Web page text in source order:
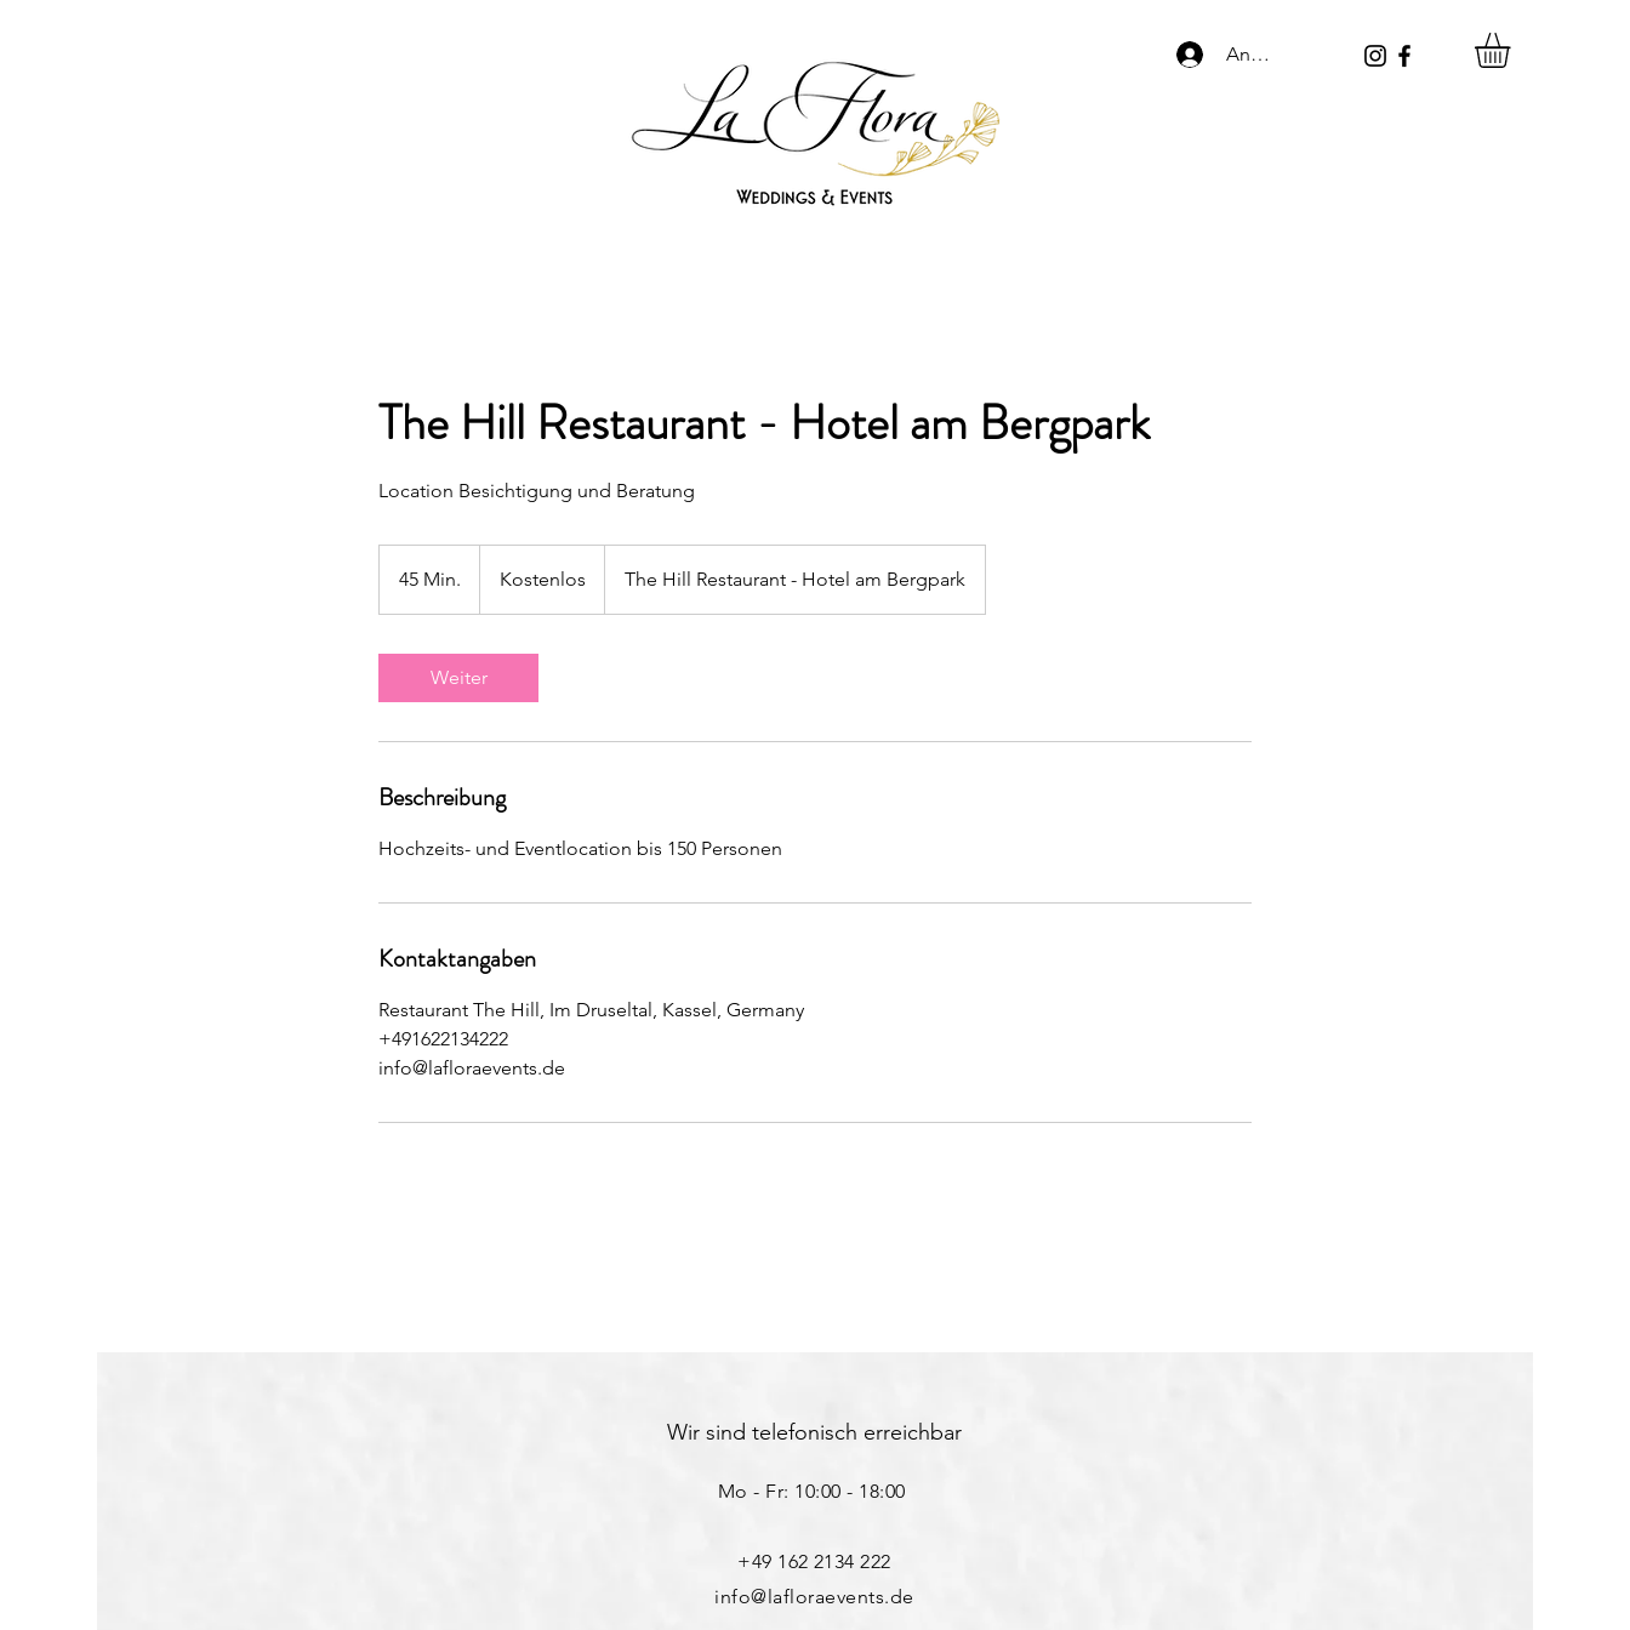
Anmelden
The Hill Restaurant - Hotel am Bergpark
Location Besichtigung und Beratung
45 Min.
5
i
Kostenlos The Hill Restaurant - Hotel am Bergpark
Weiter
Beschreibung
Hochzeits- und Eventlocation bis 150 Personen
Kontaktangaben
Restaurant The Hill, Im Druseltal, Kassel, Germany
+491622134222
info@lafloraevents.de
Wir sind telefonisch erreichbar
Mo - Fr: 10:00 - 18:00 ​​
+49 162 2134 222
info@lafloraevents.de